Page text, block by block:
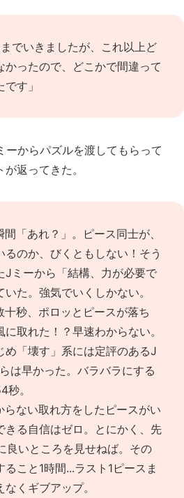
でいきましたが、これ以上ど
かったので、どこかで間違って
す」
からパズルを渡してもらって
返ってきた。
「あれ？」。ピース同士が、
のか、びくともしない！そう
Jミーから「結構、力が必要で
た。強気でいくしかない。
秒、ポロッとピースが落ち
取れた！？早速わからない。
め「壊す」系には定評のあるJ
は早かった。バラバラにする
秒。
ない取れ方をしたピースがい
きる自信はゼロ。とにかく、先
良いところを見せねば。その
こと1時間...ラスト1ピースま
くギブアップ。